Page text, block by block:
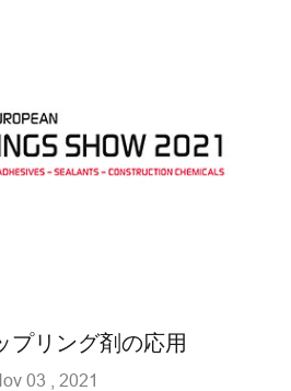
プリング剤の応用
03 , 2021